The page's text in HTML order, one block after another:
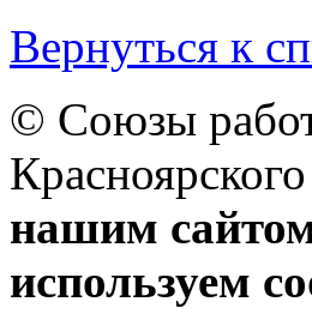
Вернуться к
© Союзы
нашим
используем